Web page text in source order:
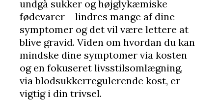
undgå sukker og højglykæmiske
fødevarer – lindres mange af dine
symptomer og det vil være lettere at
blive gravid. Viden om hvordan du kan
mindske dine symptomer via kosten
og en fokuseret livsstilsomlægning,
via blodsukkerregulerende kost, er
vigtig i din trivsel.